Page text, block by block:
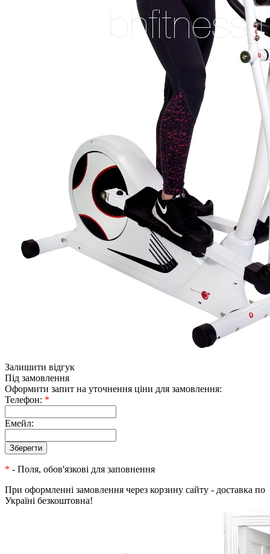
Залишити відгук
Під замовлення
Оформити запит на уточнення ціни для замовлення:
Телефон: *
Емейл:
* - Поля, обов'язкові для заповнення
При оформленні замовлення через корзину сайту - доставка по
Україні безкоштовна!